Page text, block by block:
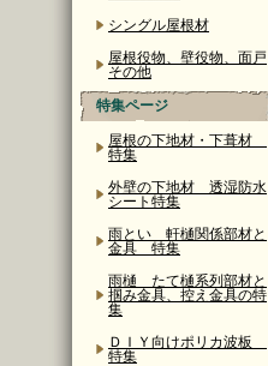
シングル屋根材
屋根役物、壁役物、面戸
その他
特集ページ
屋根の下地材・下葺材
特集
外壁の下地材 透湿防水
シート特集
雨とい 軒樋関係部材と
金具 特集
雨樋 たて樋系列部材と
掴み金具、控え金具の特
集
ＤＩＹ向けポリカ波板
特集